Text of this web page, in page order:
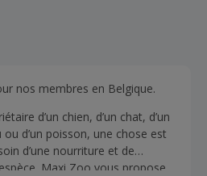
nos membres en Belgique.
d’un chien, d’un chat, d’un
d’un poisson, une chose est
d’une nourriture et de
Maxi Zoo vous propose